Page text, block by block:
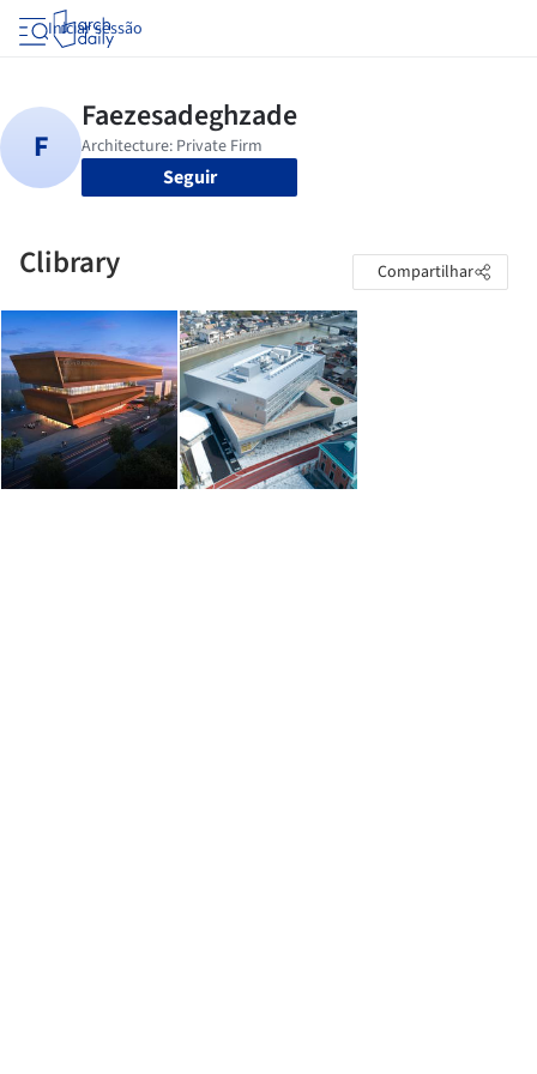
Iniciar sessão
Seguir
Clibrary Compartilhar